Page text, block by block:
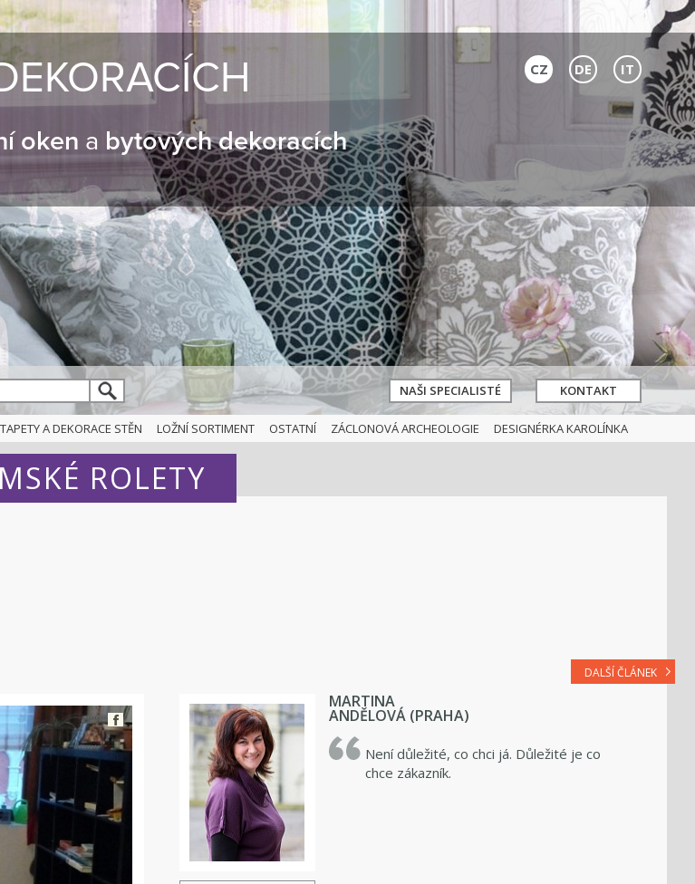
oken a bytových dekoracích
CZ DE IT
NAŠI SPECIALISTÉ KONTAKT
TAPETY A DEKORACE STĚN LOŽNÍ SORTIMENT OSTATNÍ ZÁCLONOVÁ ARCHEOLOGIE DESIGNÉRKA KAROLÍNKA
ROLETY
DALŠÍ ČLÁNEK
MARTINA
ANDĚLOVÁ (PRAHA)
Není důležité, co chci já. Důležité je co
chce zákazník.